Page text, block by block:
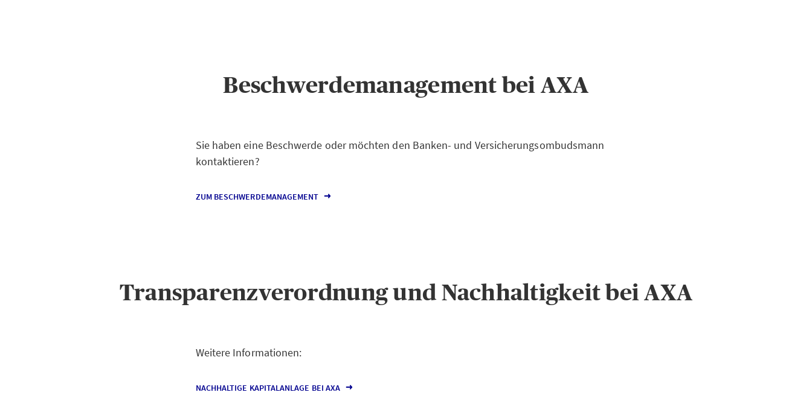
Beschwerdemanagement bei AXA
Sie haben eine Beschwerde oder möchten den Banken- und Versicherungsombudsmann
kontaktieren?
ZUM BESCHWERDEMANAGEMENT
Transparenzverordnung und Nachhaltigkeit bei AXA
Weitere Informationen:
NACHHALTIGE KAPITALANLAGE BEI AXA